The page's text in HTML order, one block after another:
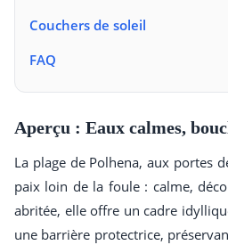
Couchers de soleil
FAQ
Aperçu : Eaux calmes,
La plage de Polhena, aux portes
paix loin de la foule : calme,
abritée, elle offre un cadre
une barrière protectrice,